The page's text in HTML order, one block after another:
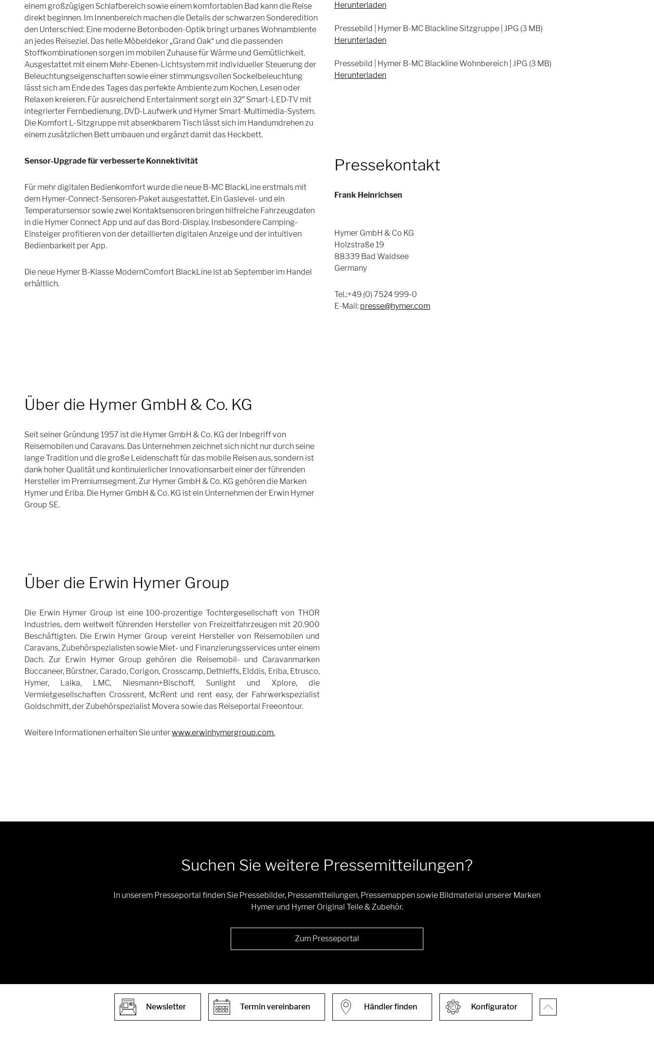
einem großzügigen Schlafbereich sowie einem komfortablen Bad kann die Reise
direkt beginnen. Im Innenbereich machen die Details der schwarzen Sonderedition
den Unterschied: Eine moderne Betonboden-Optik bringt urbanes Wohnambiente
an jedes Reiseziel. Das helle Möbeldekor „Grand Oak“ und die passenden
Stoffkombinationen sorgen im mobilen Zuhause für Wärme und Gemütlichkeit.
Ausgestattet mit einem Mehr-Ebenen-Lichtsystem mit individueller Steuerung der
Beleuchtungseigenschaften sowie einer stimmungsvollen Sockelbeleuchtung
lässt sich am Ende des Tages das perfekte Ambiente zum Kochen, Lesen oder
Relaxen kreieren. Für ausreichend Entertainment sorgt ein 32’’ Smart-LED-TV mit
integrierter Fernbedienung, DVD-Laufwerk und Hymer Smart-Multimedia-System.
Die Komfort L-Sitzgruppe mit absenkbarem Tisch lässt sich im Handumdrehen zu
einem zusätzlichen Bett umbauen und ergänzt damit das Heckbett.
Sensor-Upgrade für verbesserte Konnektivität
Für mehr digitalen Bedienkomfort wurde die neue B-MC BlackLine erstmals mit
dem Hymer-Connect-Sensoren-Paket ausgestattet. Ein Gaslevel- und ein
Temperatursensor sowie zwei Kontaktsensoren bringen hilfreiche Fahrzeugdaten
in die Hymer Connect App und auf das Bord-Display. Insbesondere Camping-
Einsteiger profitieren von der detaillierten digitalen Anzeige und der intuitiven
Bedienbarkeit per App.
Die neue Hymer B-Klasse ModernComfort BlackLine ist ab September im Handel
erhältlich.
Herunterladen
Pressebild | Hymer B-MC Blackline Sitzgruppe | JPG (3 MB)
Herunterladen
Pressebild | Hymer B-MC Blackline Wohnbereich | JPG (3 MB)
Herunterladen
Pressekontakt
Frank Heinrichsen
Hymer GmbH & Co KG
Holzstraße 19
88339 Bad Waldsee
Germany
Tel.:+49 (0) 7524 999-0
E-Mail: presse@hymer.com
Über die Hymer GmbH & Co. KG
Seit seiner Gründung 1957 ist die Hymer GmbH & Co. KG der Inbegriff von
Reisemobilen und Caravans. Das Unternehmen zeichnet sich nicht nur durch seine
lange Tradition und die große Leidenschaft für das mobile Reisen aus, sondern ist
dank hoher Qualität und kontinuierlicher Innovationsarbeit einer der führenden
Hersteller im Premiumsegment. Zur Hymer GmbH & Co. KG gehören die Marken
Hymer und Eriba. Die Hymer GmbH & Co. KG ist ein Unternehmen der Erwin Hymer
Group SE.
Über die Erwin Hymer Group
Die Erwin Hymer Group ist eine 100-prozentige Tochtergesellschaft von THOR
Industries, dem weltweit führenden Hersteller von Freizeitfahrzeugen mit 20.900
Beschäftigten. Die Erwin Hymer Group vereint Hersteller von Reisemobilen und
Caravans, Zubehörspezialisten sowie Miet- und Finanzierungsservices unter einem
Dach. Zur Erwin Hymer Group gehören die Reisemobil- und Caravanmarken
Buccaneer, Bürstner, Carado, Corigon, Crosscamp, Dethleffs, Elddis, Eriba, Etrusco,
Hymer, Laika, LMC, Niesmann+Bischoff, Sunlight und Xplore, die
Vermietgesellschaften Crossrent, McRent und rent easy, der Fahrwerkspezialist
Goldschmitt, der Zubehörspezialist Movera sowie das Reiseportal Freeontour.
Weitere Informationen erhalten Sie unterwww.erwinhymergroup.com.
Suchen Sie weitere Pressemitteilungen?
In unserem Presseportal finden Sie Pressebilder, Pressemitteilungen, Pressemappen sowie Bildmaterial unserer Marken
Hymer und Hymer Original Teile & Zubehör.
Zum Presseportal
Konfigurator
Händler finden
Termin vereinbaren
Newsletter